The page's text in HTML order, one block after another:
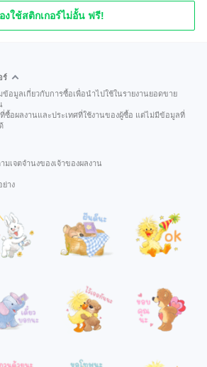
งใช้สติกเกอร์ไม่อั้น ฟรี!
ร์
ข้อมูลเกี่ยวกับการซื้อเพื่อนำไปใช้ในรายงานยอดขาย
ซื้อผลงานและประเทศที่ใช้งานของผู้ซื้อ แต่ไม่มีข้อมูลที่
มเจตจำนงของเจ้าของผลงาน
าง